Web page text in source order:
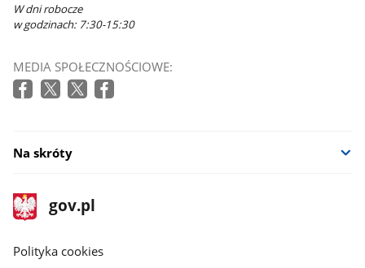
W dni robocze
w godzinach: 7:30-15:30
MEDIA SPOŁECZNOŚCIOWE:
Na skróty
stopka
gov.pl
Strona
gov.pl
gov.pl
Polityka cookies